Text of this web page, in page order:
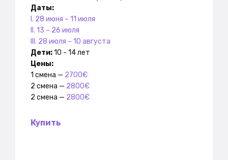
Даты:
I. 28 июня – 11 июля
II. 13 – 26 июля
III. 28 июля – 10 августа
Дети:10 - 14 лет
Цены:
1 смена — 2700€
2 смена — 2800€
2 смена — 2800€
Купить